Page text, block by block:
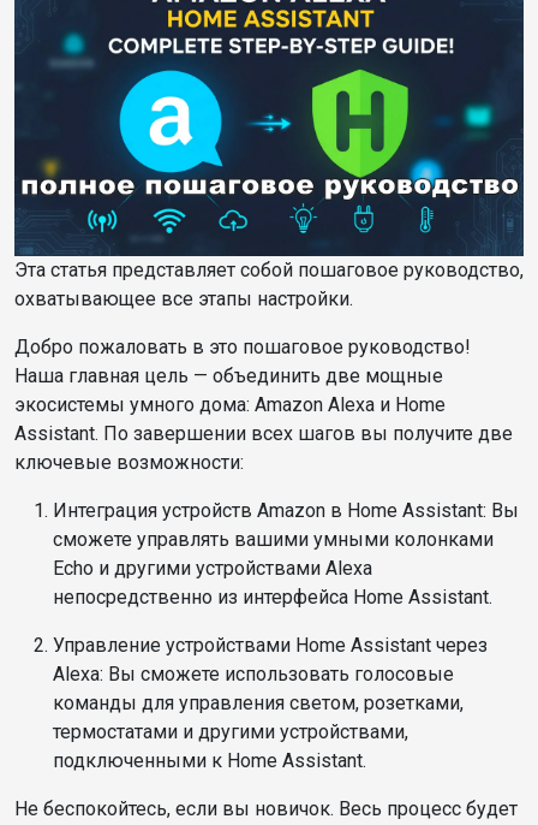
Эта статья представляет собой пошаговое руководство,
охватывающее все этапы настройки.
Добро пожаловать в это пошаговое руководство!
Наша главная цель — объединить две мощные
экосистемы умного дома: Amazon Alexa и Home
Assistant. По завершении всех шагов вы получите две
ключевые возможности:
Интеграция устройств Amazon в Home Assistant: Вы
сможете управлять вашими умными колонками
Echo и другими устройствами Alexa
непосредственно из интерфейса Home Assistant.
Управление устройствами Home Assistant через
Alexa: Вы сможете использовать голосовые
команды для управления светом, розетками,
термостатами и другими устройствами,
подключенными к Home Assistant.
Не беспокойтесь, если вы новичок. Весь процесс будет